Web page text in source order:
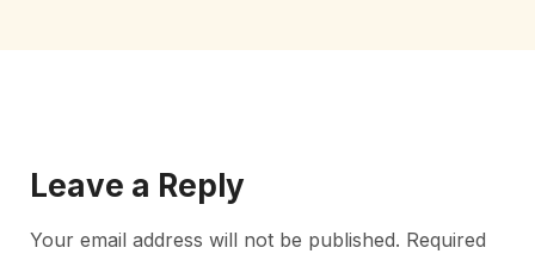
Leave a Reply
Your email address will not be published. Required